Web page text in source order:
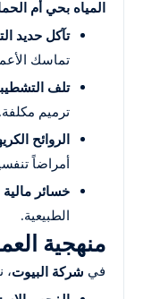
المياه بحي أم
تآكل حديد
تماسك
تلف
ترميم مكلفة.
الروائح
أمراضاً
خسائر مالية
الطبيعية.
منهجية
في شركة البيوت،